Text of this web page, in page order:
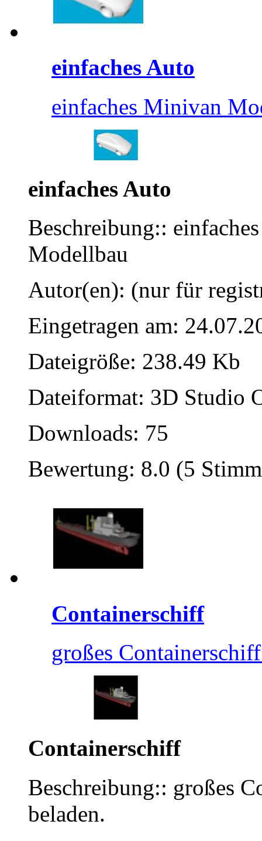
einfaches Auto
einfaches Minivan
einfaches Auto
Beschreibung::
Modellbau
Autor(en): (nur für
Eingetragen am:
Dateigröße: 238.49 Kb
Dateiformat: 3D Studio
Downloads: 75
Bewertung: 8.0 (5
Containerschiff
großes
Containerschiff
Beschreibung:: großes
beladen.